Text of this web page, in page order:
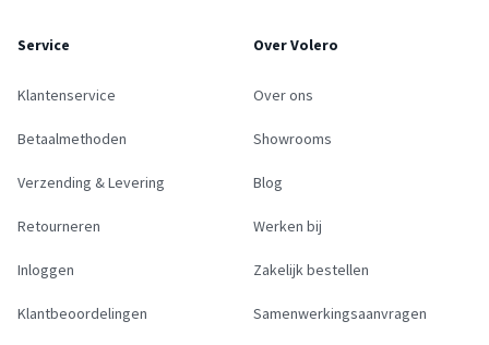
Service
Klantenservice
Betaalmethoden
Verzending & Levering
Retourneren
Inloggen
Klantbeoordelingen
Over Volero
Over ons
Showrooms
Blog
Werken bij
Zakelijk bestellen
Samenwerkingsaanvragen